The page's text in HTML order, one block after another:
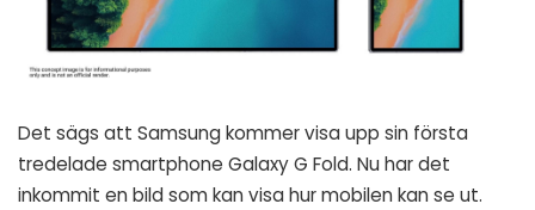
Det sägs att Samsung kommer visa upp sin första
tredelade smartphone Galaxy G Fold. Nu har det
inkommit en bild som kan visa hur mobilen kan se ut.